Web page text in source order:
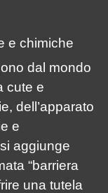
e chimiche
dal mondo
cute e
dell’apparato
e
aggiunge
“barriera
una tutela